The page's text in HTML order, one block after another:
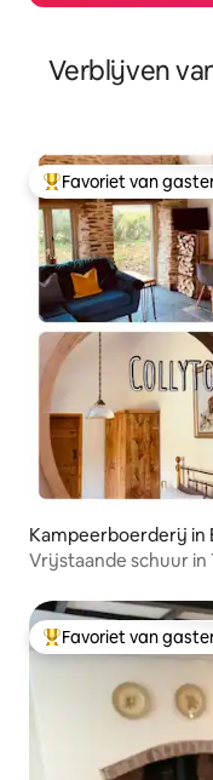
Verblijven
Topfavoriet van
Favoriet van
Kampeerboerderij in
Vrijstaande schuur in
Topfavoriet van
Favoriet van